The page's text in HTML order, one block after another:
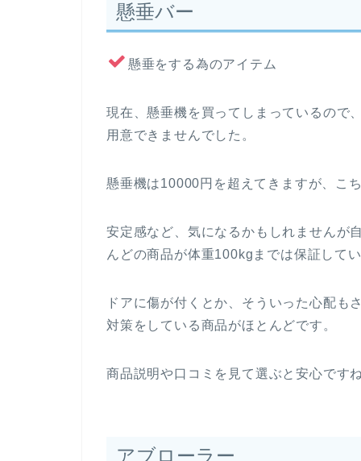
懸垂バー
懸垂をする為のアイテム
現在、懸垂機を買ってしまっているので
用意できませんでした。
懸垂機は10000円を超えてきますが、こ
安定感など、気になるかもしれませんが
んどの商品が体重100kgまでは保証して
ドアに傷が付くとか、そういった心配も
対策をしている商品がほとんどです。
商品説明や口コミを見て選ぶと安心です
アブローラー